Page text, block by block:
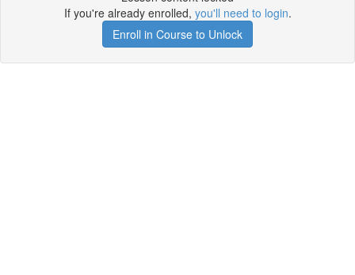
If you're already enrolled, you'll need to login.
Enroll in Course to Unlock